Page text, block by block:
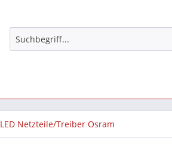
LED Netzteile/Treiber Osram